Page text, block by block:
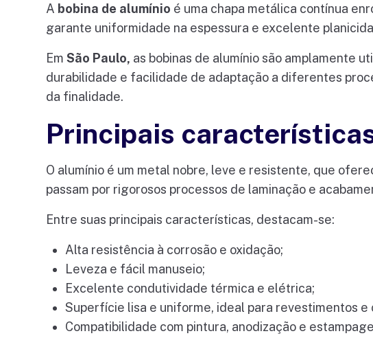
A bobina de alumínio é uma chapa metálica contínua
garante uniformidade na espessura e excelente
EmSão Paulo, as bobinas de alumínio são amplamente
durabilidade e facilidade de adaptação a diferentes
da finalidade.
Principais
O alumínio é um metal nobre, leve e resistente, que
passam por rigorosos processos de laminação e
Entre suas principais características, destacam-se:
Alta resistência à corrosão e oxidação;
Leveza e fácil manuseio;
Excelente condutividade térmica e elétrica;
Superfície lisa e uniforme, ideal para revestimentos e
Compatibilidade com pintura, anodização e